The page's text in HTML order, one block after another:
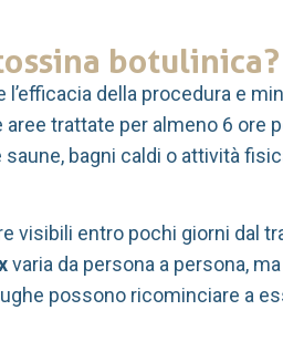
botulinica?
della procedura e
trattate per almeno 6 ore
bagni caldi o attività
visibili entro pochi giorni dal
varia da persona a persona,
possono ricominciare a